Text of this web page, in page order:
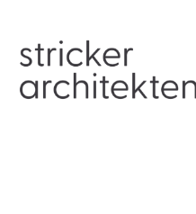
springen